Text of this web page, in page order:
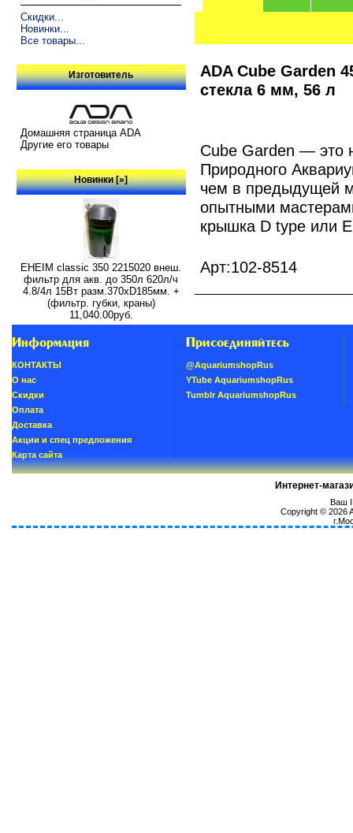
Скидки...
Новинки...
Все товары...
Изготовитель
Домашняя страница ADA
Другие его товары
Новинки [»]
EHEIM classic 350 2215020 внеш.
фильтр для акв. до 350л 620л/ч
4.8/4л 15Вт разм.370хD185мм. +
(фильтр. губки, краны)
11,040.00руб.
ADA Cube Garden
стекла 6 мм, 56 л
Cube Garden — это
Природного
чем в предыдущей
опытными
крышка D type или
Арт:102-8514
Информация
КОНТАКТЫ
О нас
Скидки
Oплатa
Доставка
Акции и спец предложения
Карта сайта
Присоединяйтесь
@AquariumshopRus
YTube AquariumshopRus
Tumblr AquariumshopRus
Интернет-
Ваш
Copyright © 2026